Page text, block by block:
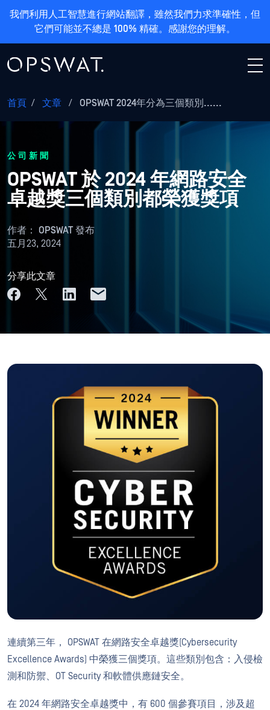
我們利用人工智慧進行網站翻譯，雖然我們力求準確性，但
它們可能並不總是 100% 精確。感謝您的理解。
首頁 / 文章 / OPSWAT 2024年分為三個類別......
公司新聞
OPSWAT 於 2024 年網路安全
卓越獎三個類別都榮獲獎項
作者： OPSWAT 發布
五月23, 2024
分享此文章
連續第三年， OPSWAT 在網路安全卓越獎(Cybersecurity
Excellence Awards) 中榮獲三個獎項。這些類別包含：入侵檢
測和防禦、OT Security 和軟體供應鏈安全。
在 2024 年網路安全卓越獎中，有 600 個參賽項目，涉及超